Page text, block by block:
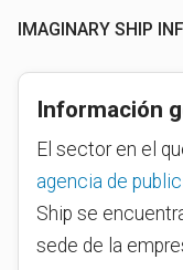
IMAGINARY SHIP
Información
El sector en el
agencia de
Ship se
sede de la